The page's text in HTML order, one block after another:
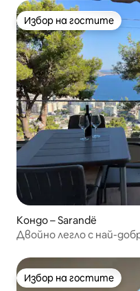
Избор на гостите
Избор на гостите
Кондо – Sarandë
Двойно легло с най-
Избор на гостите
Избор на гостите